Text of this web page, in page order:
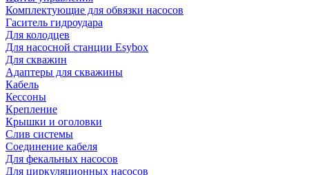
Комплектующие для обвязки насосов
Гаситель гидроудара
Для колодцев
Для насосной станции Esybox
Для скважин
Адаптеры для скважины
Кабель
Кессоны
Крепление
Крышки и оголовки
Слив системы
Соединение кабеля
Для фекальных насосов
Для циркуляционных насосов